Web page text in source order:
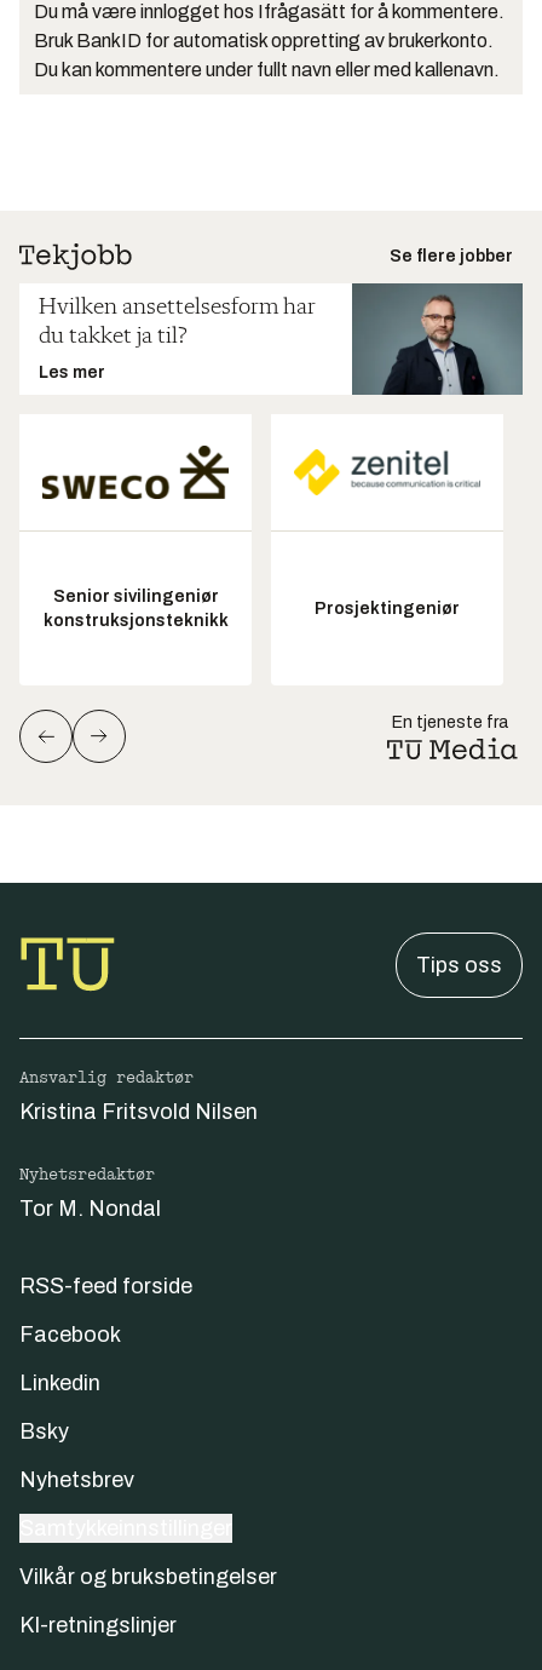
Du må være innlogget hos Ifrågasätt for å kommentere.
Bruk BankID for automatisk oppretting av brukerkonto.
Du kan kommentere under fullt navn eller med kallenavn.
Se flere jobber
Hvilken ansettelsesform har
du takket ja til?
Les mer
Senior sivilingeniør
konstruksjonsteknikk
Prosjektingeniør
En tjeneste fra
Tips oss
Ansvarlig redaktør
Kristina Fritsvold Nilsen
Nyhetsredaktør
Tor M. Nondal
RSS-feed forside
Facebook
Linkedin
Bsky
Nyhetsbrev
Vilkår og bruksbetingelser
KI-retningslinjer